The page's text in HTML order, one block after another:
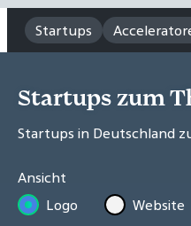
Startups
Startups zum
Startups in Deutschland
Ansicht
Logo
Website